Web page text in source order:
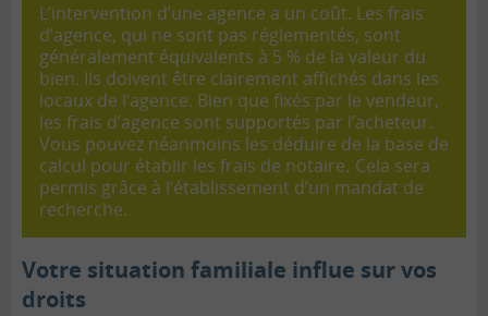
L’intervention d’une agence a un coût. Les frais
d’agence, qui ne sont pas réglementés, sont
généralement équivalents à 5 % de la valeur du
bien. Ils doivent être clairement affichés dans les
locaux de l’agence. Bien que fixés par le vendeur,
les frais d’agence sont supportés par l’acheteur.
Vous pouvez néanmoins les déduire de la base de
calcul pour établir les frais de notaire. Cela sera
permis grâce à l’établissement d’un mandat de
recherche.
Votre situation familiale influe sur vos
droits